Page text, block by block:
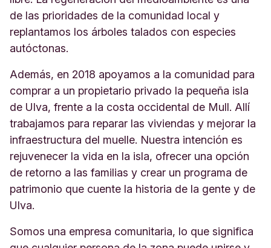
de las prioridades de la comunidad local y
replantamos los árboles talados con especies
autóctonas.
Además, en 2018 apoyamos a la comunidad para
comprar a un propietario privado la pequeña isla
de Ulva, frente a la costa occidental de Mull. Allí
trabajamos para reparar las viviendas y mejorar la
infraestructura del muelle. Nuestra intención es
rejuvenecer la vida en la isla, ofrecer una opción
de retorno a las familias y crear un programa de
patrimonio que cuente la historia de la gente y de
Ulva.
Somos una empresa comunitaria, lo que significa